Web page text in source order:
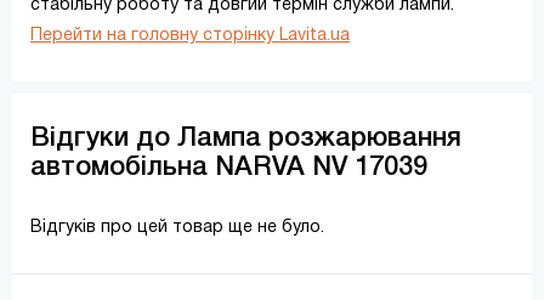
стабільну роботу та довгий термін служби лампи.
Перейти на головну сторінку Lavita.ua
Відгуки до Лампа розжарювання
автомобільна NARVA NV 17039
Відгуків про цей товар ще не було.